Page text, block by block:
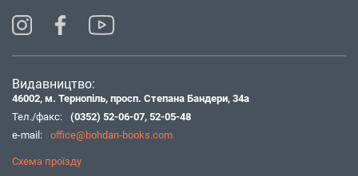
Видавництво:
46002, м. Тернопіль, просп. Степана Бандери, 34а
Тел./факс:
(0352) 52-06-07, 52-05-48
e-mail:
office@bohdan-books.com
Схема проїзду